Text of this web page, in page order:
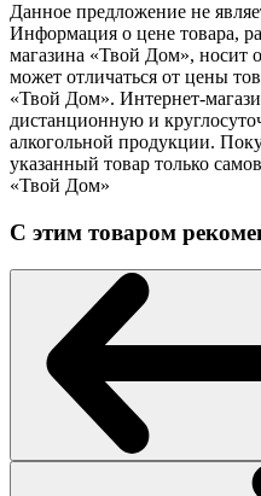
Данное предложение не
Информация о цене товара,
магазина «Твой Дом», носит
может отличаться от цены
«Твой Дом». Интернет-
дистанционную и
алкогольной продукции.
указанный товар только
«Твой Дом»
С этим товаром